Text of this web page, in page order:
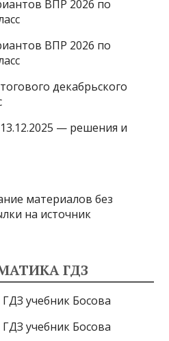
ВПР 2026 по
ВПР 2026 по
декабрьского
— решения и
материалов без
на источник
ГДЗ
учебник Босова
учебник Босова